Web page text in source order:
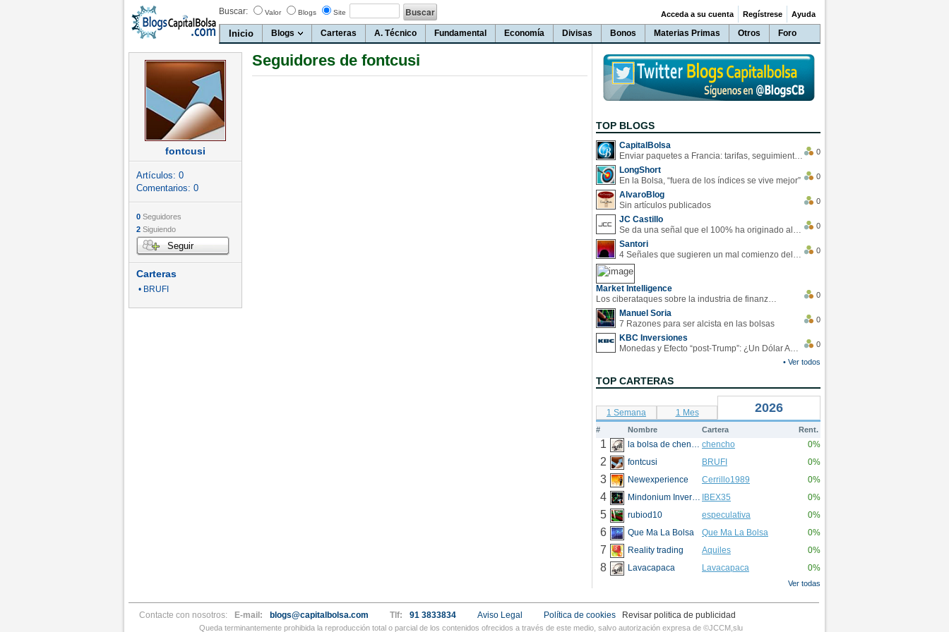
Buscar: Valor Blogs Site
Inicio Blogs Carteras A. Técnico Fundamental Economía Divisas Bonos Materias Primas Otros Foro
Acceda a su cuenta Regístrese Ayuda
fontcusi
Artículos: 0
Comentarios: 0
0 Seguidores
2 Siguiendo
Seguir
Carteras
• BRUFI
Seguidores de fontcusi
TOP BLOGS
CapitalBolsa
Enviar paquetes a Francia: tarifas, seguimiento y ventajas destacadas
0
LongShort
En la Bolsa, “fuera de los índices se vive mejor”
0
AlvaroBlog
Sin artículos publicados
0
JC Castillo
Se da una señal que el 100% ha originado alzas en las bolsas
0
Santori
4 Señales que sugieren un mal comienzo del 3T de la economía EEUU
0
Market Intelligence
Los ciberataques sobre la industria de finanzas se han duplicado este año
0
Manuel Soria
7 Razones para ser alcista en las bolsas
0
KBC Inversiones
Monedas y Efecto “post-Trump”: ¿Un Dólar Americano operando en rangos?
0
• Ver todos
TOP CARTERAS
1 Semana 1 Mes 2026
# Nombre Cartera Rent.
1 la bolsa de chencho chencho 0%
2 fontcusi BRUFI 0%
3 Newexperience Cerrillo1989 0%
4 Mindonium Inversions IBEX35 0%
5 rubiod10 especulativa 0%
6 Que Ma La Bolsa Que Ma La Bolsa 0%
7 Reality trading Aquiles 0%
8 Lavacapaca Lavacapaca 0%
Ver todas
Contacte con nosotros: E-mail: blogs@capitalbolsa.com Tlf: 91 3833834 Aviso Legal Revisar politica de publicidad
Política de cookies
Queda terminantemente prohibida la reproducción total o parcial de los contenidos ofrecidos a través de este medio, salvo autorización expresa de ©JCCM,slu